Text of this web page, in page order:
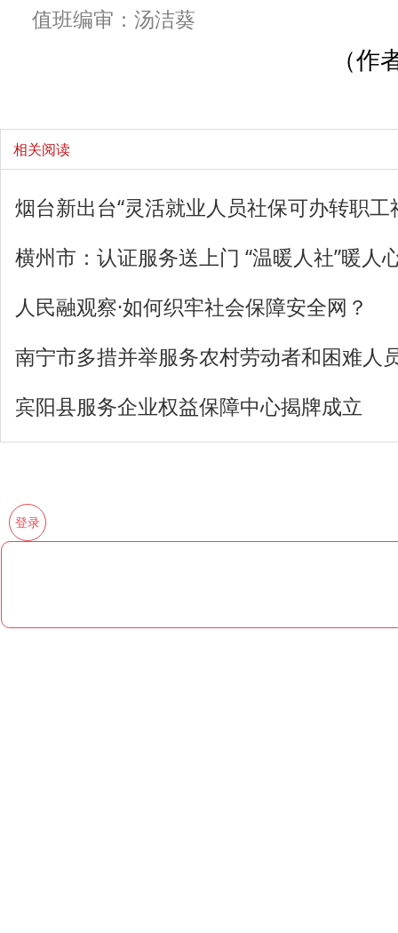
值班编审：汤洁葵
（作
相关阅读
烟台新出台“灵活就业人员社保可办转职工
横州市：认证服务送上门 “温暖人社”暖人
人民融观察·如何织牢社会保障安全网？
南宁市多措并举服务农村劳动者和困难人
宾阳县服务企业权益保障中心揭牌成立
登录